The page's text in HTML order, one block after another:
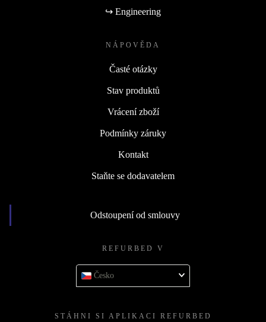
↪ Engineering
NÁPOVĚDA
Časté otázky
Stav produktů
Vrácení zboží
Podmínky záruky
Kontakt
Staňte se dodavatelem
Odstoupení od smlouvy
REFURBED V
Česko
STÁHNI SI APLIKACI REFURBED